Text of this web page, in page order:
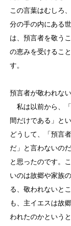
この言葉はむしろ
分の手の内にある
は、預言者を敬う
の恵みを受けるこ
す。
預言者が敬われな
私は以前から、
間だけである」と
どうして、「預言
だ」と言わないの
と思ったのです。
いのは故郷や家族
る、敬われないと
も、主イエスは故
われたのかという